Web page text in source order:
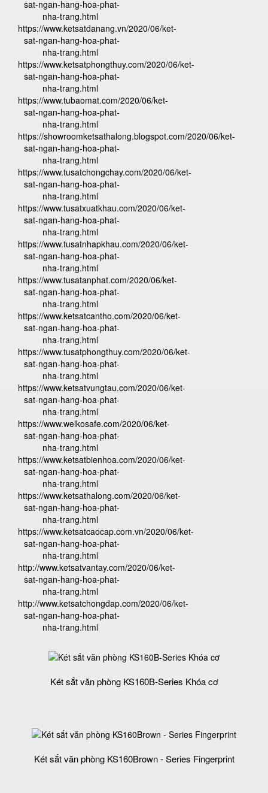
sat-ngan-hang-hoa-phat-
nha-trang.html
https://www.ketsatdanang.vn/2020/06/ket-
sat-ngan-hang-hoa-phat-
nha-trang.html
https://www.ketsatphongthuy.com/2020/06/ket-
sat-ngan-hang-hoa-phat-
nha-trang.html
https://www.tubaomat.com/2020/06/ket-
sat-ngan-hang-hoa-phat-
nha-trang.html
https://showroomketsathalong.blogspot.com/2020/06/ket-
sat-ngan-hang-hoa-phat-
nha-trang.html
https://www.tusatchongchay.com/2020/06/ket-
sat-ngan-hang-hoa-phat-
nha-trang.html
https://www.tusatxuatkhau.com/2020/06/ket-
sat-ngan-hang-hoa-phat-
nha-trang.html
https://www.tusatnhapkhau.com/2020/06/ket-
sat-ngan-hang-hoa-phat-
nha-trang.html
https://www.tusatanphat.com/2020/06/ket-
sat-ngan-hang-hoa-phat-
nha-trang.html
https://www.ketsatcantho.com/2020/06/ket-
sat-ngan-hang-hoa-phat-
nha-trang.html
https://www.tusatphongthuy.com/2020/06/ket-
sat-ngan-hang-hoa-phat-
nha-trang.html
https://www.ketsatvungtau.com/2020/06/ket-
sat-ngan-hang-hoa-phat-
nha-trang.html
https://www.welkosafe.com/2020/06/ket-
sat-ngan-hang-hoa-phat-
nha-trang.html
https://www.ketsatbienhoa.com/2020/06/ket-
sat-ngan-hang-hoa-phat-
nha-trang.html
https://www.ketsathalong.com/2020/06/ket-
sat-ngan-hang-hoa-phat-
nha-trang.html
https://www.ketsatcaocap.com.vn/2020/06/ket-
sat-ngan-hang-hoa-phat-
nha-trang.html
http://www.ketsatvantay.com/2020/06/ket-
sat-ngan-hang-hoa-phat-
nha-trang.html
http://www.ketsatchongdap.com/2020/06/ket-
sat-ngan-hang-hoa-phat-
nha-trang.html
Két sắt văn phòng KS160B-Series Khóa cơ
Két sắt văn phòng KS160Brown - Series Fingerprint